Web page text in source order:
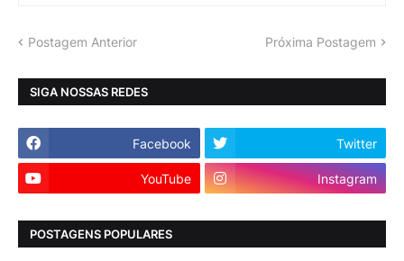
Postagem Anterior Próxima Postagem
SIGA NOSSAS REDES
Facebook Twitter
YouTube Instagram
POSTAGENS POPULARES